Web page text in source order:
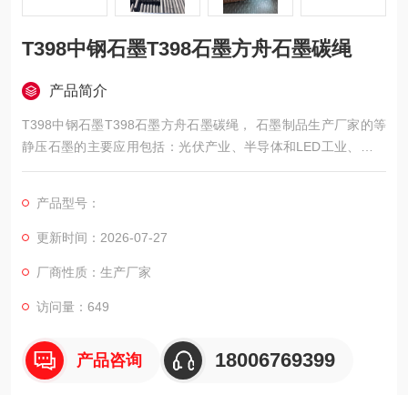
T398中钢石墨T398石墨方舟石墨碳绳
产品简介
T398中钢石墨T398石墨方舟石墨碳绳， 石墨制品生产厂家的等
静压石墨的主要应用包括：光伏产业、半导体和LED工业、高温
炉、电火花加工、金属工业、玻璃和耐火材料行业。
产品型号：
更新时间：2026-07-27
厂商性质：生产厂家
访问量：649
产品咨询 18006769399